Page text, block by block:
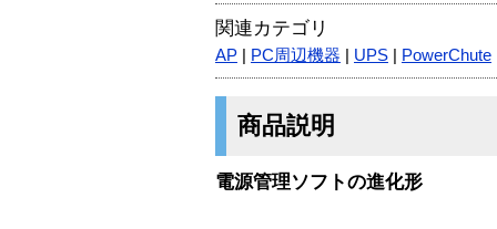
関連カテゴリ
AP PC周辺機器 UPS PowerChute
商品説明
電源管理ソフトの進化形